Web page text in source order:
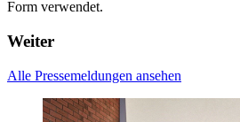
Form verwendet.
Weiter
Alle Pressemeldungen ansehen